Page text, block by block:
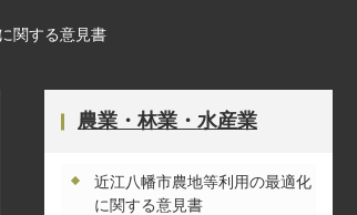
関する意見書
農業・林業・水産業
近江八幡市農地等利用の最適化
に関する意見書